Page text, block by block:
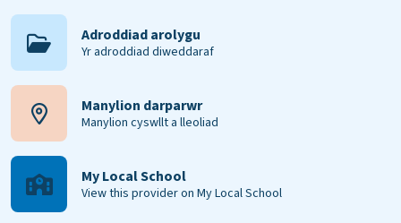
Adroddiad arolygu
Yr adroddiad diweddaraf
Manylion darparwr
Manylion cyswllt a lleoliad
My Local School
View this provider on My Local School